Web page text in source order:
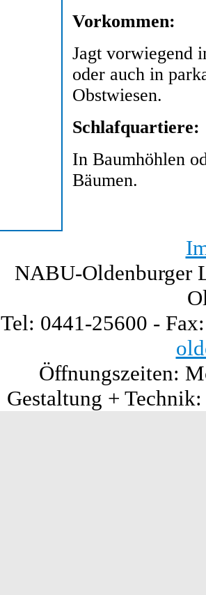
Vorkommen:
Jagt vorwiegend
oder auch in
Obstwiesen.
Schlafquartiere:
In Baumhöhlen
Bäumen.
NABU-Oldenburger
Tel: 0441-25600 -
Öffnungszeiten:
Gestaltung +